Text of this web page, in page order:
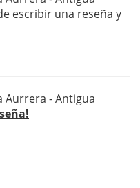
escribir una reseña y
Aurrera - Antigua